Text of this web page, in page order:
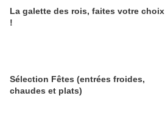
La galette des rois, faites votre choix
!
Sélection Fêtes (entrées froides,
chaudes et plats)